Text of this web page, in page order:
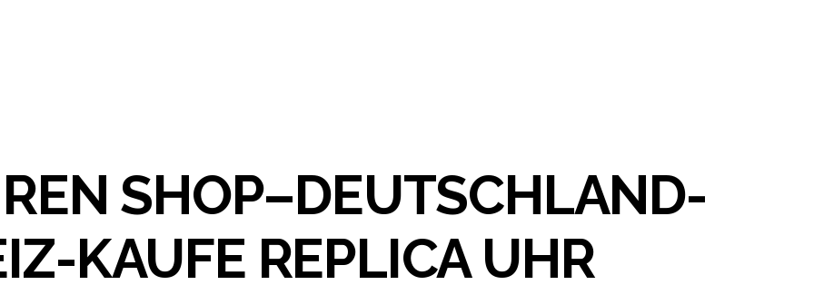
SHOP–DEUTSCHLAND-
KAUFE REPLICA UHR